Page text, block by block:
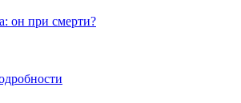
он при смерти?